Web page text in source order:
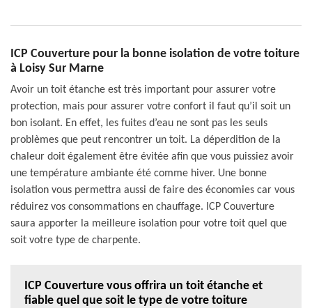
ICP Couverture pour la bonne isolation de votre toiture
à Loisy Sur Marne
Avoir un toit étanche est très important pour assurer votre
protection, mais pour assurer votre confort il faut qu’il soit un
bon isolant. En effet, les fuites d’eau ne sont pas les seuls
problèmes que peut rencontrer un toit. La déperdition de la
chaleur doit également être évitée afin que vous puissiez avoir
une température ambiante été comme hiver. Une bonne
isolation vous permettra aussi de faire des économies car vous
réduirez vos consommations en chauffage. ICP Couverture
saura apporter la meilleure isolation pour votre toit quel que
soit votre type de charpente.
ICP Couverture vous offrira un toit étanche et
fiable quel que soit le type de votre toiture